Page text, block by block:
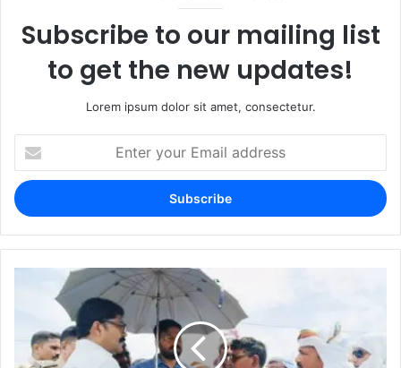
Subscribe to our mailing list
to get the new updates!
Lorem ipsum dolor sit amet, consectetur.